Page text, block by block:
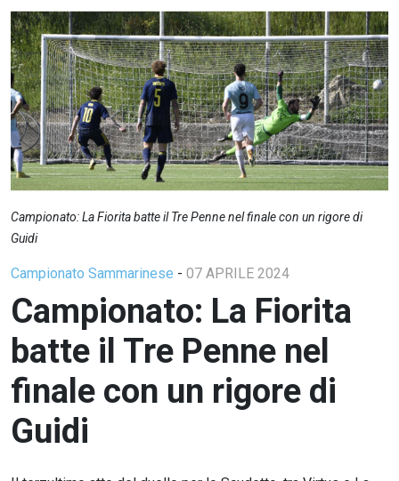
Campionato: La Fiorita batte il Tre Penne nel finale con un rigore di
Guidi
Campionato Sammarinese - 07 APRILE 2024
Campionato: La Fiorita
batte il Tre Penne nel
finale con un rigore di
Guidi